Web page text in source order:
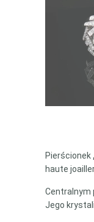
Pierścionek
haute
Centralnym
Jego